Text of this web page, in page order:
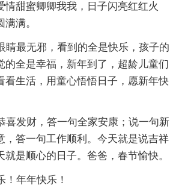
情甜蜜卿卿我我，日子闪亮红红火
满。
睛最无邪，看到的全是快乐，孩子的
的全是幸福，新年到了，超龄儿童们
看生活，用童心悟悟日子，愿新年快
喜发财，答一句全家安康；说一句新
，答一句工作顺利。今天就是说吉祥
就是顺心的日子。爸爸，春节愉快。
！年年快乐！